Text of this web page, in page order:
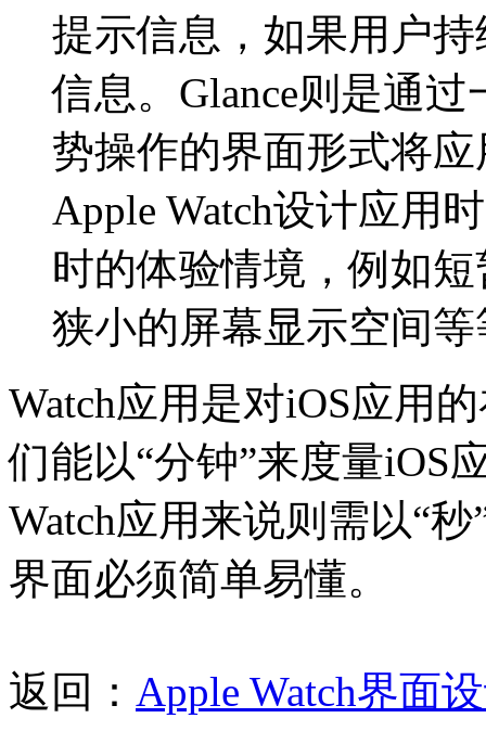
提示信息，如果用户
信息。Glance则是通
势操作的界面形式将
Apple Watch设计应用
时的体验情境，例如
狭小的屏幕显示空间等
Watch应用是对iOS应用
们能以“分钟”来度量iOS
Watch应用来说则需以“
界面必须简单易懂。
返回： Apple Watch界面